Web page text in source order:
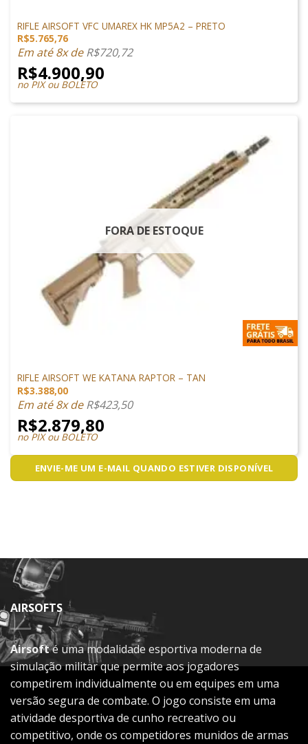
RIFLE AIRSOFT VFC UMAREX HK MP5A2 – PRETO
R$5.765,76
Em até 8x deR$720,72
R$4.900,90
no PIX ou BOLETO
FORA DE ESTOQUE
RIFLE AIRSOFT WE KATANA RAPTOR – TAN
R$3.388,00
Em até 8x deR$423,50
R$2.879,80
no PIX ou BOLETO
ENVIE-ME UM E-MAIL QUANDO ESTIVER DISPONÍVEL
AIRSOFTS
Airsofté uma modalidade esportiva moderna de
simulação militar que permite aos jogadores
competirem individualmente ou em equipes em uma
versão segura de combate. O jogo consiste em uma
atividade desportiva de cunho recreativo ou
competitivo, onde os competidores munidos de armas